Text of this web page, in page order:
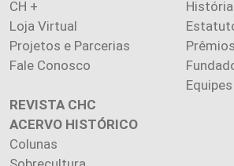
CH +
Loja Virtual
Projetos e Parcerias
Fale Conosco
História
Prêmios
Equipes
REVISTA CHC
ACERVO HISTÓRICO
Colunas